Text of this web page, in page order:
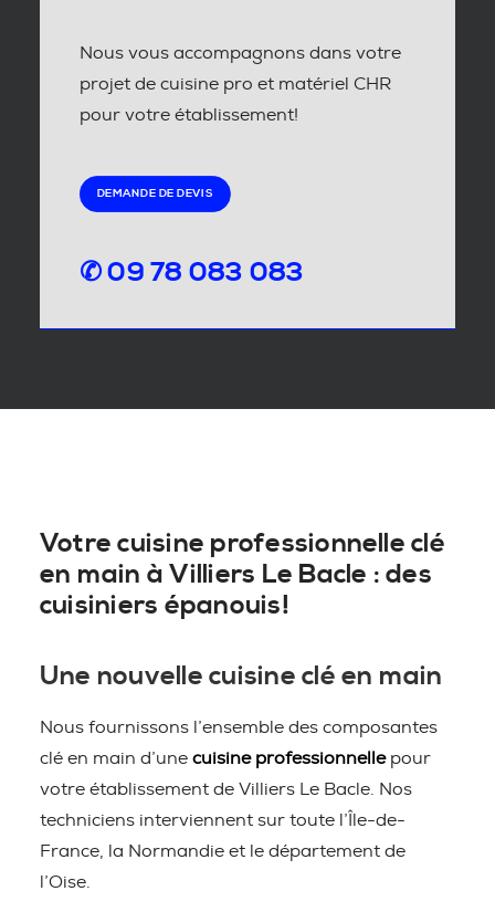
Nous vous accompagnons dans votre
projet de cuisine pro et matériel CHR
pour votre établissement!
DEMANDE DE DEVIS
✆ 09 78 083 083
Votre cuisine professionnelle clé
en main à Villiers Le Bacle : des
cuisiniers épanouis!
Une nouvelle cuisine clé en main
Nous fournissons l’ensemble des composantes
clé en main d’une cuisine professionnellepour
votre établissement de Villiers Le Bacle. Nos
techniciens interviennent sur toute l’Île-de-
France, la Normandie et le département de
l’Oise.